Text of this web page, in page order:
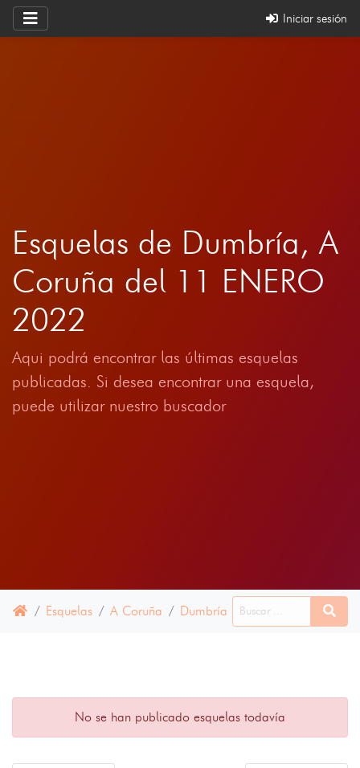
Iniciar sesión
Esquelas de Dumbría, A
Coruña del 11 ENERO
2022
Aqui podrá encontrar las últimas esquelas
publicadas. Si desea encontrar una esquela,
puede utilizar nuestro buscador
Esquelas A Coruña Dumbría 11 ENERO 2022
No se han publicado esquelas todavía